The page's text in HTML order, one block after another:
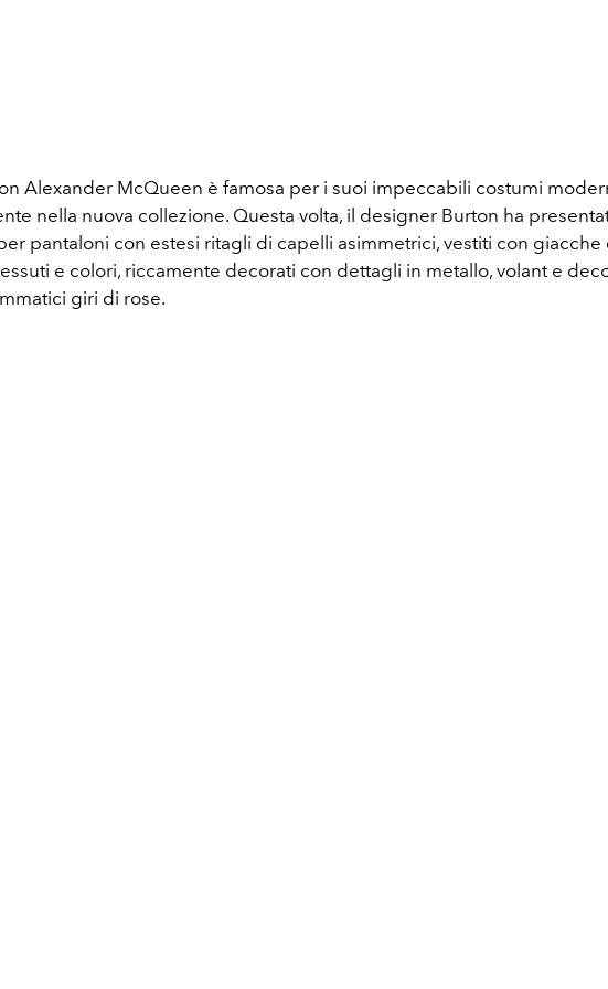
Alexander McQueen è famosa per i suoi impeccabili costumi
nella nuova collezione. Questa volta, il designer Burton ha
pantaloni con estesi ritagli di capelli asimmetrici, vestiti con giacche
e colori, riccamente decorati con dettagli in metallo, volant e
giri di rose.